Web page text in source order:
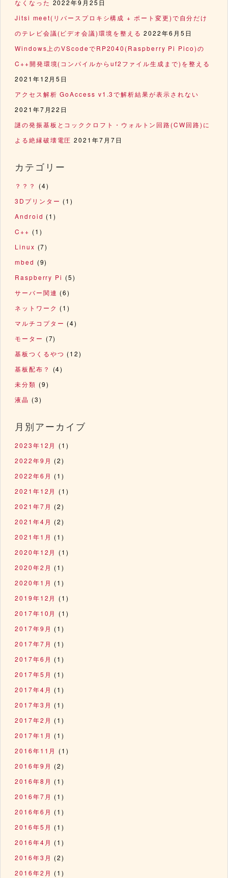
なくなった 2022年9月25日
Jitsi meet(リバースプロキシ構成 + ポート変更)で自分だけ
のテレビ会議(ビデオ会議)環境を整える 2022年6月5日
Windows上のVScodeでRP2040(Raspberry Pi Pico)の
C++開発環境(コンパイルからuf2ファイル生成まで)を整える
2021年12月5日
アクセス解析 GoAccess v1.3で解析結果が表示されない
2021年7月22日
謎の発振基板とコッククロフト・ウォルトン回路(CW回路)に
よる絶縁破壊電圧 2021年7月7日
カテゴリー
？？？
(4)
3Dプリンター (1)
Android (1)
C++ (1)
Linux (7)
mbed (9)
Raspberry Pi (5)
サーバー関連 (6)
ネットワーク (1)
マルチコプター (4)
モーター (7)
基板つくるやつ (12)
基板配布？
(4)
未分類 (9)
液晶 (3)
月別アーカイブ
2023年12月 (1)
2022年9月 (2)
2022年6月 (1)
2021年12月 (1)
2021年7月 (2)
2021年4月 (2)
2021年1月 (1)
2020年12月 (1)
2020年2月 (1)
2020年1月 (1)
2019年12月 (1)
2017年10月 (1)
2017年9月 (1)
2017年7月 (1)
2017年6月 (1)
2017年5月 (1)
2017年4月 (1)
2017年3月 (1)
2017年2月 (1)
2017年1月 (1)
2016年11月 (1)
2016年9月 (2)
2016年8月 (1)
2016年7月 (1)
2016年6月 (1)
2016年5月 (1)
2016年4月 (1)
2016年3月 (2)
2016年2月 (1)